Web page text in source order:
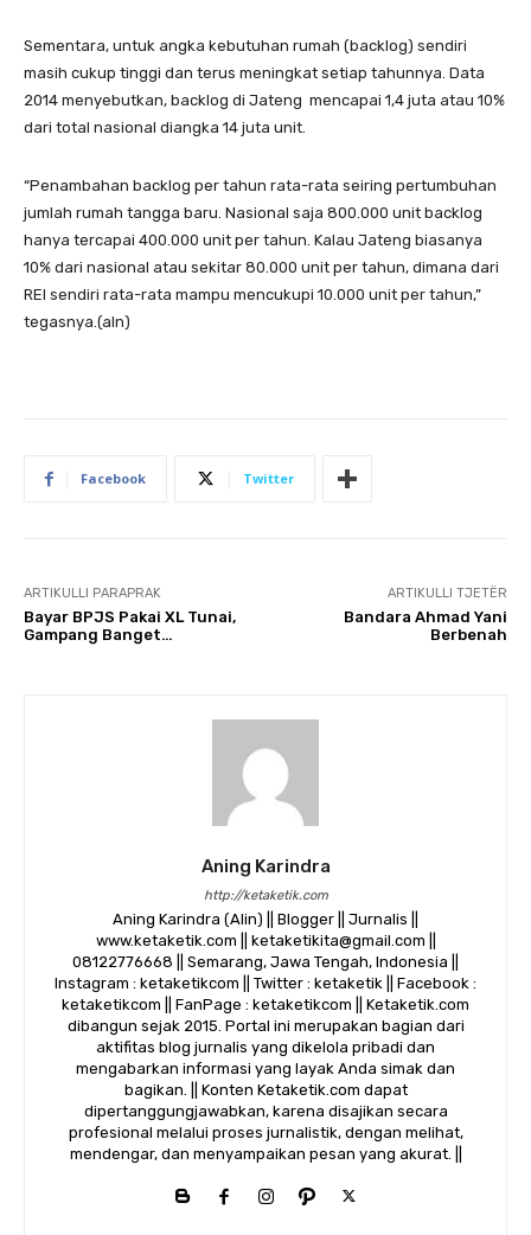
Sementara, untuk angka kebutuhan rumah (backlog) sendiri
masih cukup tinggi dan terus meningkat setiap tahunnya. Data
2014 menyebutkan, backlog di Jateng mencapai 1,4 juta atau 10%
dari total nasional diangka 14 juta unit.
“Penambahan backlog per tahun rata-rata seiring pertumbuhan
jumlah rumah tangga baru. Nasional saja 800.000 unit backlog
hanya tercapai 400.000 unit per tahun. Kalau Jateng biasanya
10% dari nasional atau sekitar 80.000 unit per tahun, dimana dari
REI sendiri rata-rata mampu mencukupi 10.000 unit per tahun,”
tegasnya.(aln)
Facebook Twitter
ARTIKULLI PARAPRAK
Bayar BPJS Pakai XL Tunai,
Gampang Banget…
ARTIKULLI TJETËR
Bandara Ahmad Yani
Berbenah
Aning Karindra
http://ketaketik.com
Aning Karindra (Alin) || Blogger || Jurnalis ||
www.ketaketik.com || ketaketikita@gmail.com ||
08122776668 || Semarang, Jawa Tengah, Indonesia ||
Instagram : ketaketikcom || Twitter : ketaketik || Facebook :
ketaketikcom || FanPage : ketaketikcom || Ketaketik.com
dibangun sejak 2015. Portal ini merupakan bagian dari
aktifitas blog jurnalis yang dikelola pribadi dan
mengabarkan informasi yang layak Anda simak dan
bagikan. || Konten Ketaketik.com dapat
dipertanggungjawabkan, karena disajikan secara
profesional melalui proses jurnalistik, dengan melihat,
mendengar, dan menyampaikan pesan yang akurat. ||